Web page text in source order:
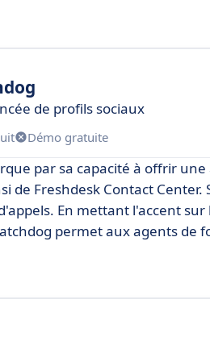
de profils sociaux
Démo gratuite
par sa capacité à offrir
de Freshdesk Contact
En mettant l'accent
permet aux agents de